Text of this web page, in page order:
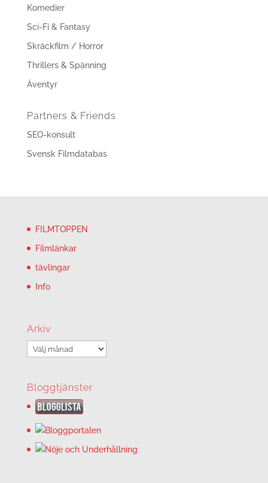
Komedier
Sci-Fi & Fantasy
Skräckfilm / Horror
Thrillers & Spänning
Äventyr
Partners & Friends
SEO-konsult
Svensk Filmdatabas
FILMTOPPEN
Filmlänkar
tävlingar
Info
Arkiv
Arkiv
Bloggtjänster